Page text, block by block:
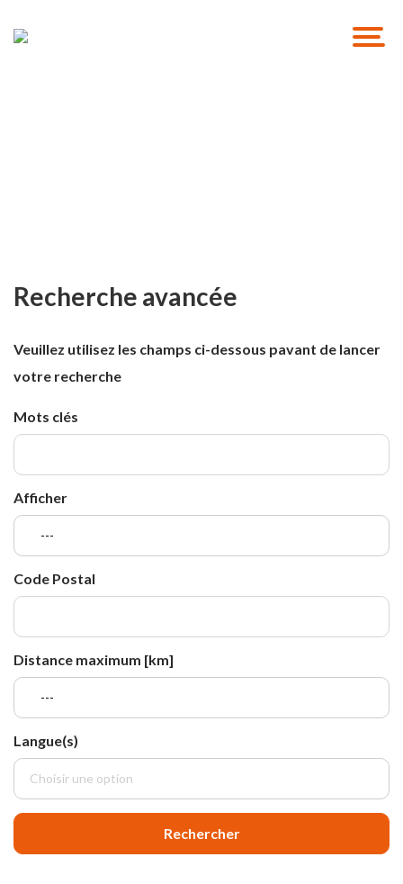
Recherche avancée
Veuillez utilisez les champs ci-dessous pavant de lancer
votre recherche
Mots clés
Afficher
---
Code Postal
Distance maximum [km]
---
Langue(s)
Choisir une option